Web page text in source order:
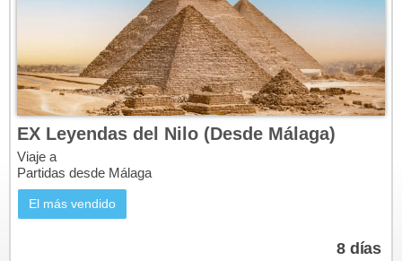
EX Leyendas del Nilo (Desde Málaga)
Viaje a
Partidas desde Málaga
El más vendido
8 días